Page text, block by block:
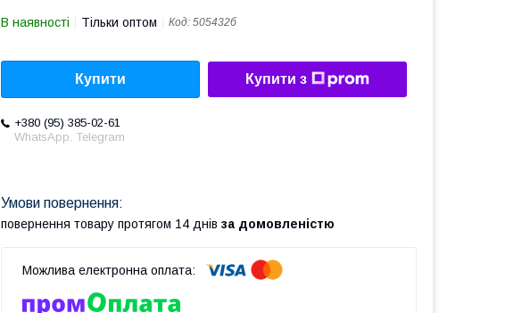
В наявності Тільки оптом Код: 505432б
Купити Купити з
+380 (95) 385-02-61
WhatsApp. Telegram
повернення товару протягом 14 днів за домовленістю